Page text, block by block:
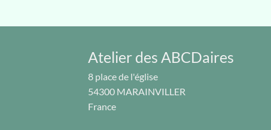
Atelier des ABCDaires
8 place de l'église
54300 MARAINVILLER
France